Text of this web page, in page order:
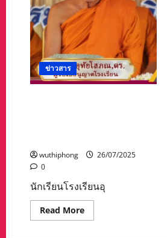
บุหรี่
ต่าง
ประเทศ
ที่
ขนส่ง
แห่ง
หนึ่ง
ข่าวสาร
wuthiphong
26/07/2025
0
นักเรียนโรงเรียนอุ
Read MoreRead
more